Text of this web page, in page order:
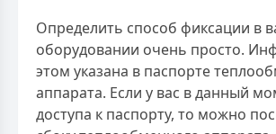
Определить способ фиксации в
оборудовании очень просто.
этом указана в паспорте
аппарата. Если у вас в данный
доступа к паспорту, то можно